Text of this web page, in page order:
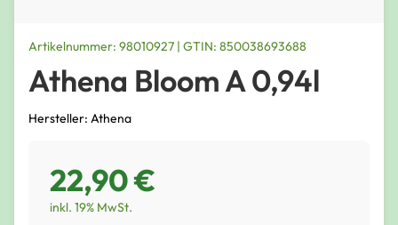
Artikelnummer: 98010927 | GTIN: 850038693688
Athena Bloom A 0,94l
Hersteller: Athena
22,90 €
inkl. 19% MwSt.